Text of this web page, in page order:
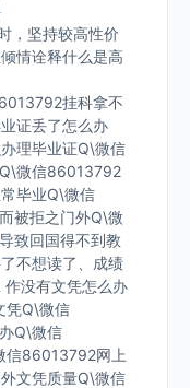
，坚持较高性价
情诠释什么是高
挂科拿不
证丢了怎么办
理毕业证Q\微信
微信86013792
毕业Q\微信
被拒之门外Q\微
致回国得不到教
不想读了、成绩
没有文凭怎么办
凭Q\微信
Q\微信
信86013792网上
文凭质量Q\微信